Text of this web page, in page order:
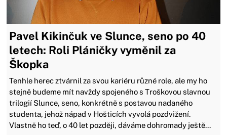
Pavel Kikinčuk ve Slunce, seno po 40
letech: Roli Pláničky vyměnil za
Škopka
Tenhle herec ztvárnil za svou kariéru různé role, ale my ho
stejně budeme mít navždy spojeného s Troškovou slavnou
trilogií Slunce, seno, konkrétně s postavou nadaného
studenta, jehož nápad v Hošticích vyvolá pozdvižení.
Vlastně ho teď, o 40 let později, dáváme dohromady ještě...